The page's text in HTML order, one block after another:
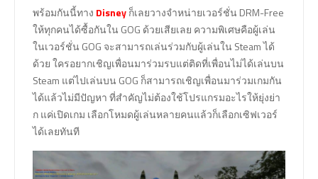
พร้อมกันนี้ทาง Disneyก็เลยวางจำหน่ายเวอร์ชั่น DRM-Free
ให้ทุกคนได้ซื้อกันใน GOG ด้วยเสียเลย ความพิเศษคือผู้เล่น
ในเวอร์ชั่น GOG จะสามารถเล่นร่วมกับผู้เล่นใน Steam ได้
ด้วย ใครอยากเชิญเพื่อนมาร่วมรบแต่ติดที่เพื่อนไม่ได้เล่นบน
Steam แต่ไปเล่นบน GOG ก็สามารถเชิญเพื่อนมาร่วมเกมกัน
ได้แล้วไม่มีปัญหา ที่สำคัญไม่ต้องใช้โปรแกรมอะไรให้ยุ่งย่า
ก แค่เปิดเกม เลือกโหมดผู้เล่นหลายคนแล้วก็เลือกเซิฟเวอร์
ได้เลยทันที